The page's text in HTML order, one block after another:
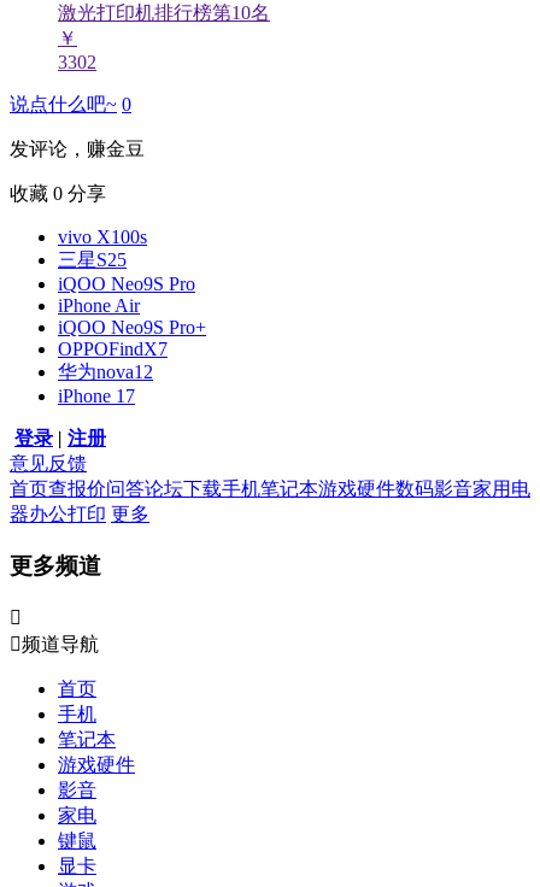
激光打印机排行榜第10名
￥
3302
说点什么吧~ 0
发评论，赚金豆
收藏 0 分享
vivo X100s
三星S25
iQOO Neo9S Pro
iPhone Air
iQOO Neo9S Pro+
OPPOFindX7
华为nova12
iPhone 17
登录 | 注册
意见反馈
首页查报价问答论坛下载手机笔记本游戏硬件数码影音家用电
器办公打印 更多
更多频道

频道导航
首页
手机
笔记本
游戏硬件
影音
家电
键鼠
显卡